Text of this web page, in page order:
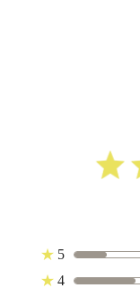
★ 5
★ 4